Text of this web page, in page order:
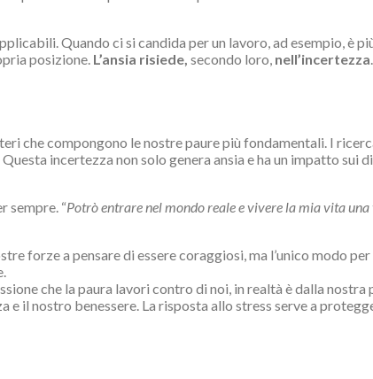
Quando ci si candida per un lavoro, ad esempio, è
posizione. L’ansia risiede, secondo loro, nell’incertezza
che compongono le nostre paure più fondamentali. I
Questa incertezza non solo genera ansia e ha un impatto sui
sempre. “Potrò entrare nel mondo reale e vivere la mia vita
forze a pensare di essere coraggiosi, ma l’unico modo
che la paura lavori contro di noi, in realtà è dalla
e il nostro benessere. La risposta allo stress serve a